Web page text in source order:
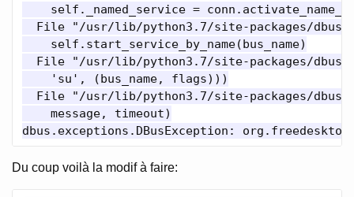
self._named_service =
File "/usr/lib/python3.7/site-packages/
    self.start_service_by_name(bus_name)
File "/usr/lib/python3.7/site-packages/
    'su', (bus_name, flags)))
File "/usr/lib/python3.7/site-packages/
    message, timeout)
Du coup voilà la modif à faire: